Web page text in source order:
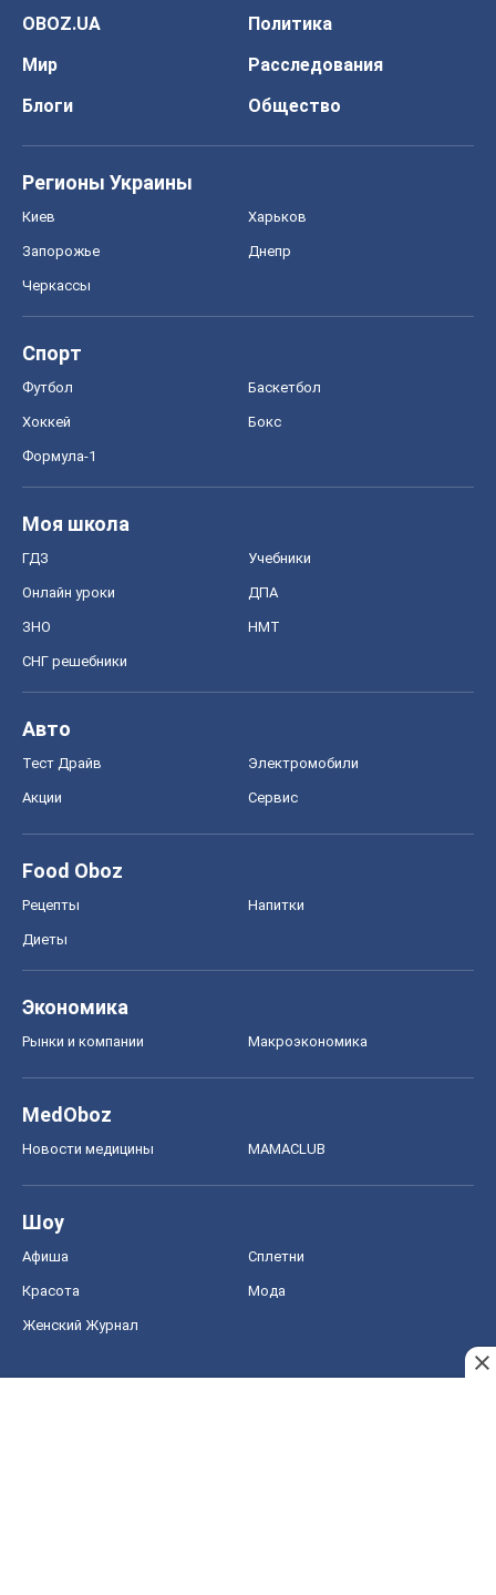
OBOZ.UA
Политика
Мир
Расследования
Блоги
Общество
Регионы Украины
Киев Харьков
Запорожье Днепр
Черкассы
Спорт
Футбол Баскетбол
Хоккей Бокс
Формула-1
Моя школа
ГДЗ Учебники
Онлайн уроки ДПА
ЗНО НМТ
СНГ решебники
Авто
Тест Драйв Электромобили
Акции Сервис
Food Oboz
Рецепты Напитки
Диеты
Экономика
Рынки и компании Mакроэкономика
MedOboz
Новости медицины MAMACLUB
Шоу
Афиша Сплетни
Красота Мода
Женский Журнал